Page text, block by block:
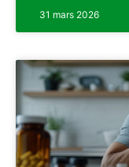
31 mars 2026